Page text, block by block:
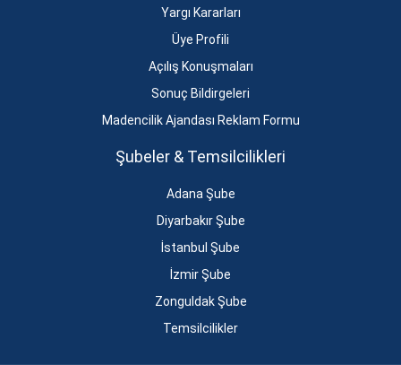
Yargı Kararları
Üye Profili
Açılış Konuşmaları
Sonuç Bildirgeleri
Madencilik Ajandası Reklam Formu
Şubeler & Temsilcilikleri
Adana Şube
Diyarbakır Şube
İstanbul Şube
İzmir Şube
Zonguldak Şube
Temsilcilikler